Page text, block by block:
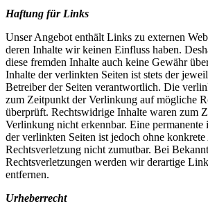
Haftung für Links
Unser Angebot enthält Links zu externen
deren Inhalte wir keinen Einfluss haben.
diese fremden Inhalte auch keine Gewähr
Inhalte der verlinkten Seiten ist stets der
Betreiber der Seiten verantwortlich. Die
zum Zeitpunkt der Verlinkung auf mögliche
überprüft. Rechtswidrige Inhalte waren zum
Verlinkung nicht erkennbar. Eine
der verlinkten Seiten ist jedoch ohne
Rechtsverletzung nicht zumutbar. Bei
Rechtsverletzungen werden wir derartige
entfernen.
Urheberrecht